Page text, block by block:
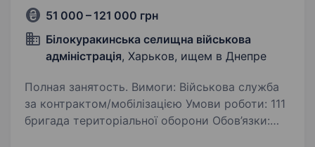
51 000 – 121 000 грн
Білокуракинська селищна військова
адміністрація, Харьков, ищем в Днепре
Полная занятость. Вимоги: Військова служба
за контрактом/мобілізацією Умови роботи: 111
бригада територіальної оборони Обов’язки: